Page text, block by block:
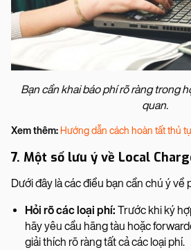
Bạn cần khai báo phí rõ ràng trong
quan.
Xem thêm: Hướng dẫn cách hoàn tất thủ
7. Một số lưu ý về Local
Dưới đây là các điều bạn cần chú ý về
Hỏi rõ các loại phí: Trước khi ký
hãy yêu cầu hãng tàu hoặc
giải thích rõ ràng tất cả các loại phí.